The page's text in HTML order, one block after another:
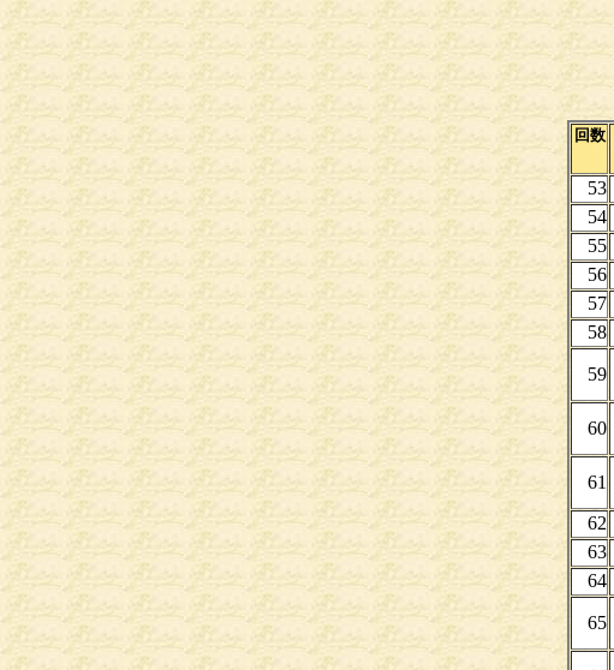
回数
53
54
55
56
57
58
59
60
61
62
63
64
65